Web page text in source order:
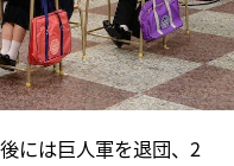
には巨人軍を退団、2